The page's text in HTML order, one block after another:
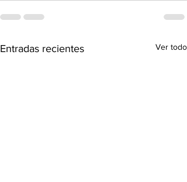
Entradas recientes Ver todo